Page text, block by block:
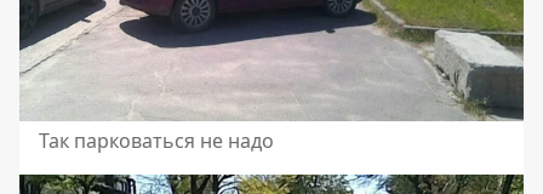
Так парковаться не надо